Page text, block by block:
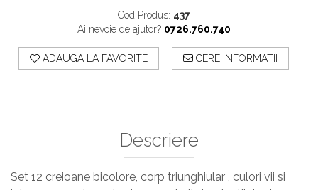
Cod Produs: 437
Ai nevoie de ajutor? 0726.760.740
ADAUGA LA FAVORITE CERE INFORMATII
Descriere
Set 12 creioane bicolore, corp triunghiular , culori vii si